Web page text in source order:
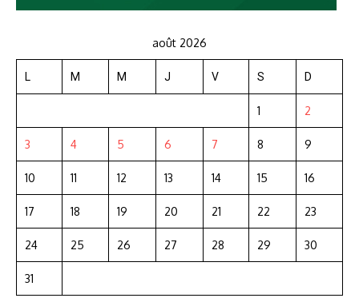
août 2026
L M M J V S D
1 2
3 4 5 6 7 8 9
10 11 12 13 14 15 16
17 18 19 20 21 22 23
24 25 26 27 28 29 30
31